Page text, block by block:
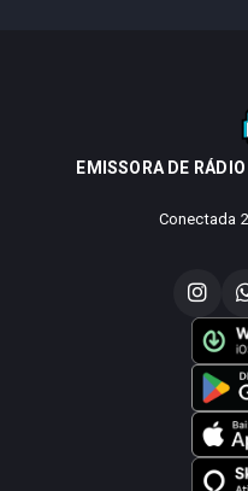
EMISSORA DE
Conectada